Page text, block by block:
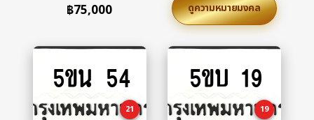
฿75,000 ดูความหมายมงคล
to
5ขน 54
21
5ขบ 19
19